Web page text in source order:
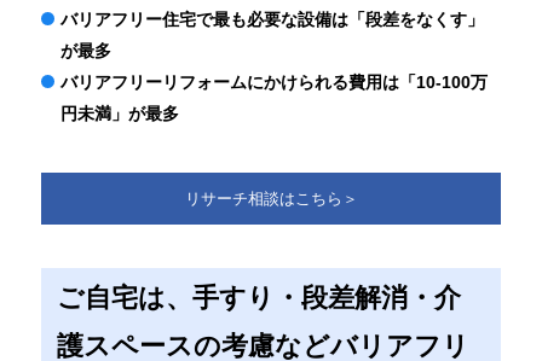
バリアフリー住宅で最も必要な設備は「段差をなくす」
が最多
バリアフリーリフォームにかけられる費用は「10-100万
円未満」が最多
リサーチ相談はこちら＞
ご自宅は、手すり・段差解消・介
護スペースの考慮などバリアフリ